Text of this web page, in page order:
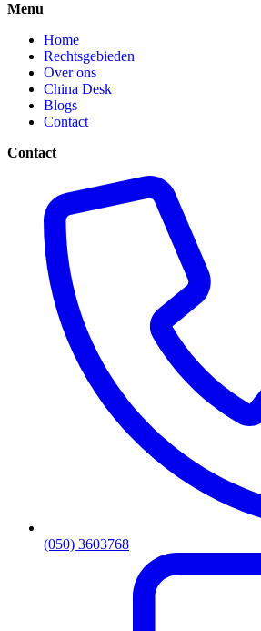
Menu
Home
Rechtsgebieden
Over ons
China Desk
Blogs
Contact
Contact
(050) 3603768